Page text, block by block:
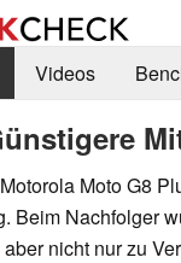
Videos
Moto G8
Beim Nachfolger
nicht nur zu